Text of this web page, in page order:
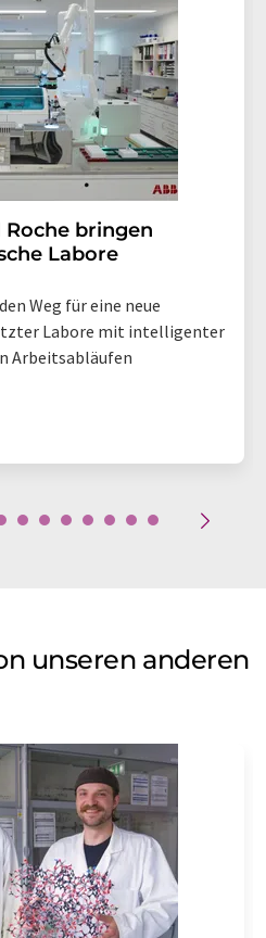
für die Zukunft
E-Mail ein Link zur
Newsletters
bringen
Labore
Weg für eine neue
Labore mit intelligenter
Arbeitsabläufen
unseren anderen